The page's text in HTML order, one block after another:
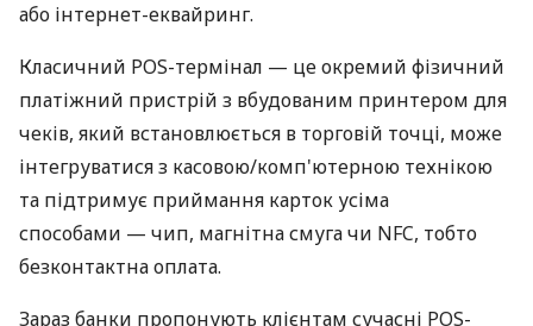
або інтернет-еквайринг.
Класичний POS-термінал — це окремий фізичний
платіжний пристрій з вбудованим принтером для
чеків, який встановлюється в торговій точці, може
інтегруватися з касовою/комп'ютерною технікою
та підтримує приймання карток усіма
способами — чип, магнітна смуга чи NFC, тобто
безконтактна оплата.
Зараз банки пропонують клієнтам сучасні POS-